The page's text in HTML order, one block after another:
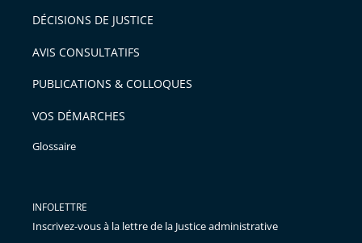
pour
avant
DÉCISIONS DE JUSTICE
AVIS CONSULTATIFS
PUBLICATIONS & COLLOQUES
VOS DÉMARCHES
Glossaire
INFOLETTRE
Inscrivez-vous à la lettre de la Justice administrative